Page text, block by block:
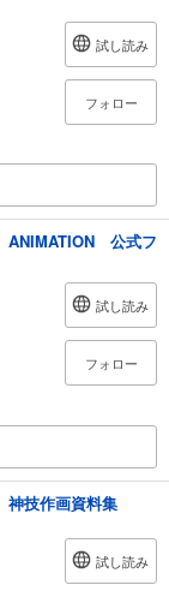
試し読み
フォロー
ANIMATION 公式フ
試し読み
フォロー
技作画資料集
試し読み